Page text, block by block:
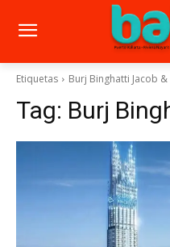
Etiquetas Burj Binghatti Jacob &
Tag: Burj